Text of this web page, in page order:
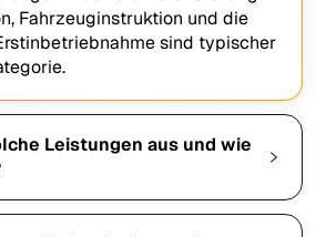
Fahrzeuginstruktion und die
sind typischer
Leistungen aus und wie